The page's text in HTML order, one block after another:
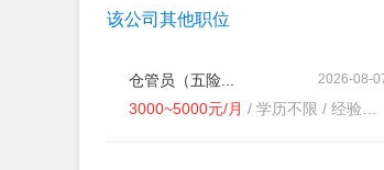
该公司其他职位
2026-08-
仓管员（五险...
3000~5000元/月 / 学历不限 / 经验不限